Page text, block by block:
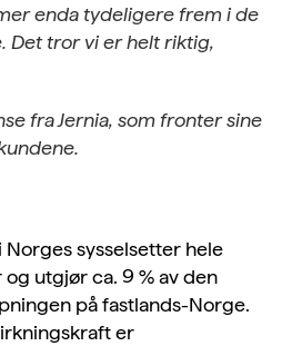
enda tydeligere frem i de
Det tror vi er helt riktig,
fra Jernia, som fronter sine
Norges sysselsetter hele
utgjør ca. 9 % av den
på fastlands-Norge.
er